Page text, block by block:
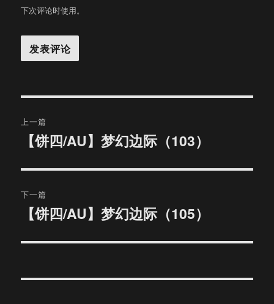
下次评论时使用。
章
航
上一篇
文
章：
【饼四/AU】梦幻边际（103）
下一篇
文
【饼四/AU】梦幻边际（105）